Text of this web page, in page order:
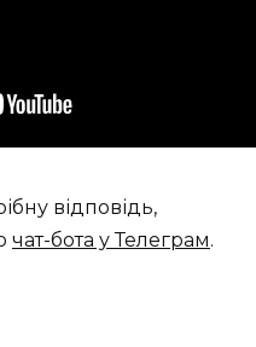
відповідь,
чат-бота у Телеграм.